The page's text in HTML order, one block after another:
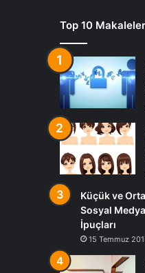
Top 10 Makaleler
Küçük ve
Sosyal
İpuçları
15 Temmuz